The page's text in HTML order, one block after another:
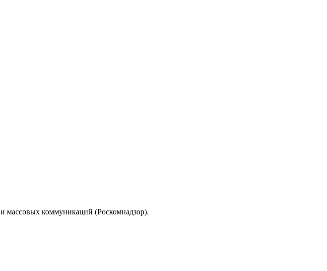
массовых коммуникаций (Роскомнадзор).